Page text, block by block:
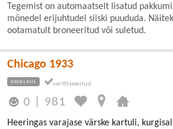
Tegemist on automaatselt lisatud
mõnedel erijuhtudel siiski puududa.
ootamatult broneeritud või suletud.
Chicago 1933
KESKLINN
0 981
Heeringas varajase värske kartuli,